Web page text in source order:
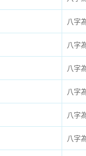
八字
八字
八字
八字
八字
八字